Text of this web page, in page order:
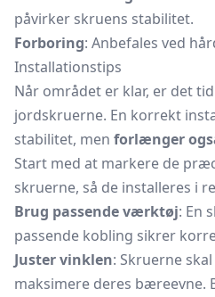
påvirker skruens stabilitet.
Forboring: Anbefales ved
Installationstips
Når området er klar, er det
jordskruerne. En korrekt
stabilitet, men forlænger
Start med at markere de
skruerne, så de installeres i
Brug passende værktøj: En
passende kobling sikrer
Juster vinklen: Skruerne
maksimere deres bæreevne.